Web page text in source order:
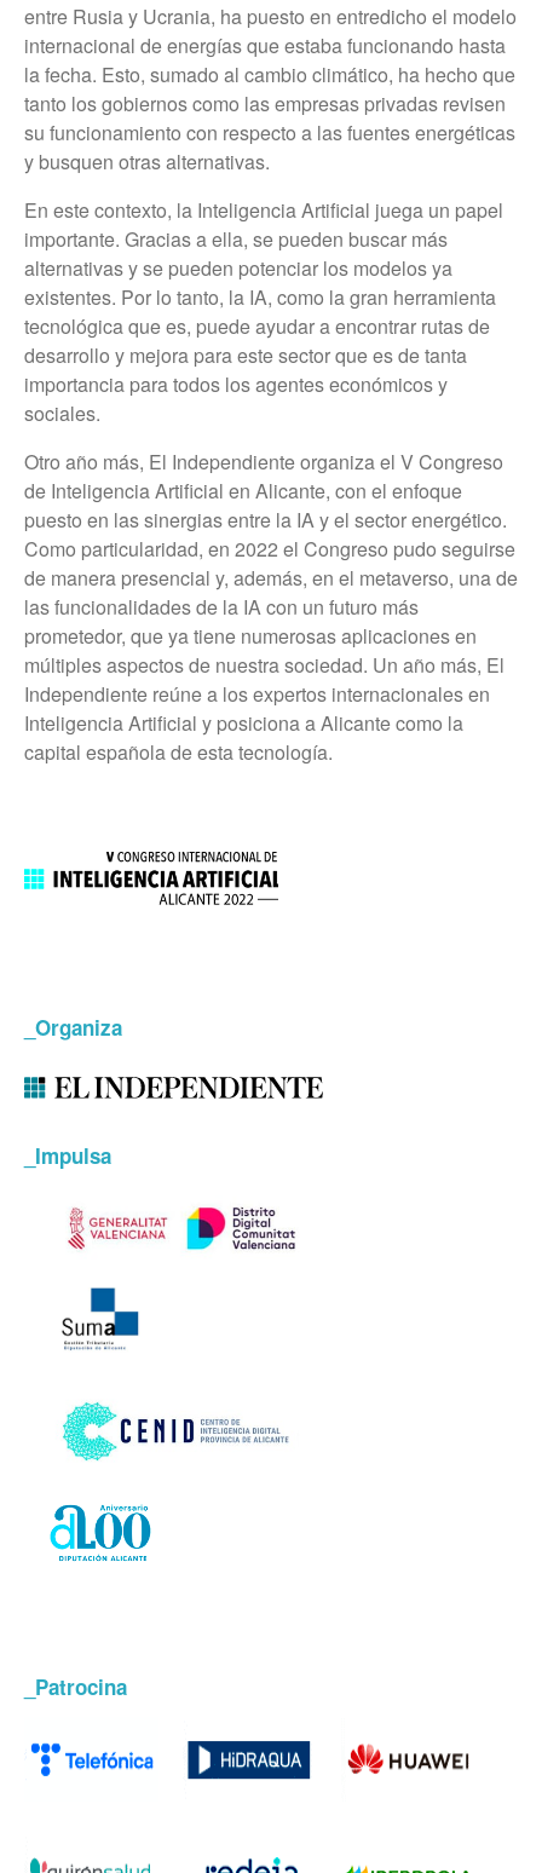
entre Rusia y Ucrania, ha puesto en entredicho el modelo
internacional de energías que estaba funcionando hasta
la fecha. Esto, sumado al cambio climático, ha hecho que
tanto los gobiernos como las empresas privadas revisen
su funcionamiento con respecto a las fuentes energéticas
y busquen otras alternativas.
En este contexto, la Inteligencia Artificial juega un papel
importante. Gracias a ella, se pueden buscar más
alternativas y se pueden potenciar los modelos ya
existentes. Por lo tanto, la IA, como la gran herramienta
tecnológica que es, puede ayudar a encontrar rutas de
desarrollo y mejora para este sector que es de tanta
importancia para todos los agentes económicos y
sociales.
Otro año más, El Independiente organiza el V Congreso
de Inteligencia Artificial en Alicante, con el enfoque
puesto en las sinergias entre la IA y el sector energético.
Como particularidad, en 2022 el Congreso pudo seguirse
de manera presencial y, además, en el metaverso, una de
las funcionalidades de la IA con un futuro más
prometedor, que ya tiene numerosas aplicaciones en
múltiples aspectos de nuestra sociedad. Un año más, El
Independiente reúne a los expertos internacionales en
Inteligencia Artificial y posiciona a Alicante como la
capital española de esta tecnología.
_Organiza
_Impulsa
_Patrocina